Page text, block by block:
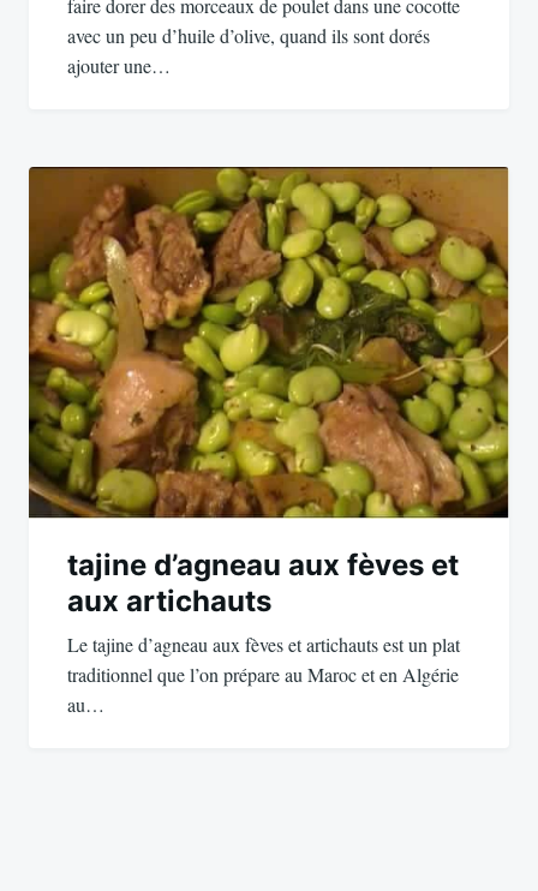
faire dorer des morceaux de poulet dans une cocotte
avec un peu d’huile d’olive, quand ils sont dorés
ajouter une…
tajine d’agneau aux fèves et
aux artichauts
Le tajine d’agneau aux fèves et artichauts est un plat
traditionnel que l’on prépare au Maroc et en Algérie
au…